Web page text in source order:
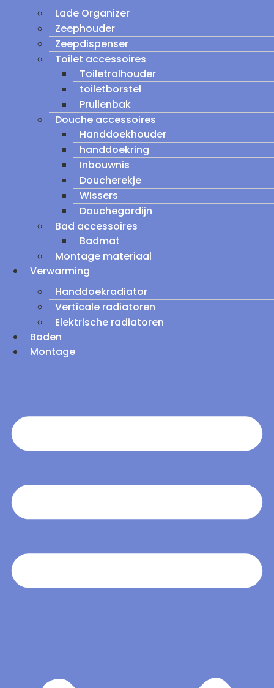
Lade Organizer
Zeephouder
Zeepdispenser
Toilet accessoires
Toiletrolhouder
toiletborstel
Prullenbak
Douche accessoires
Handdoekhouder
handdoekring
Inbouwnis
Doucherekje
Wissers
Douchegordijn
Bad accessoires
Badmat
Montage materiaal
Verwarming
Handdoekradiator
Verticale radiatoren
Elektrische radiatoren
Baden
Montage